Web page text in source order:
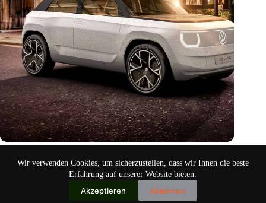
Wir verwenden Cookies, um sicherzustellen, dass wir Ihnen die beste
Erfahrung auf unserer Website bieten.
Akzeptieren Ablehnen
Schneckengeschwindigkeit
Aug. 17, 2024